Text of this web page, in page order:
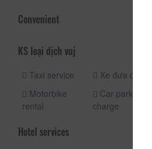
Convenient
KS loại dịch vuj
Taxi service Xe đưa đón
Motorbike
rental
Car park free
charge
Hotel services